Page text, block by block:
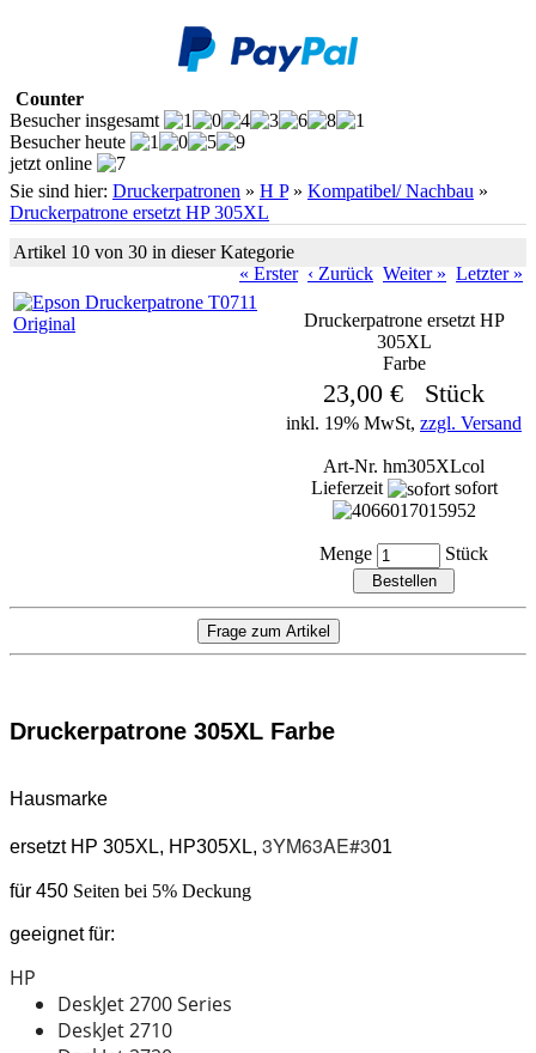
Counter
Besucher insgesamt
Besucher heute
jetzt online
Sie sind hier: Druckerpatronen » H P» Kompatibel/ Nachbau »
Druckerpatrone ersetzt HP 305XL
Artikel 10 von 30 in dieser Kategorie
« Erster ‹ Zurück Weiter » Letzter »
Druckerpatrone ersetzt HP
305XL
Farbe
23,00 € Stück
inkl. 19% MwSt, zzgl. Versand
Art-Nr. hm305XLcol
Lieferzeit
sofort
Menge Stück
Druckerpatrone 305XL Farbe
Hausmarke
ersetzt HP 305XL, HP305XL, 3YM63AE#301
für 450 Seiten bei 5% Deckung
geeignet für:
HP
DeskJet 2700 Series
DeskJet 2710